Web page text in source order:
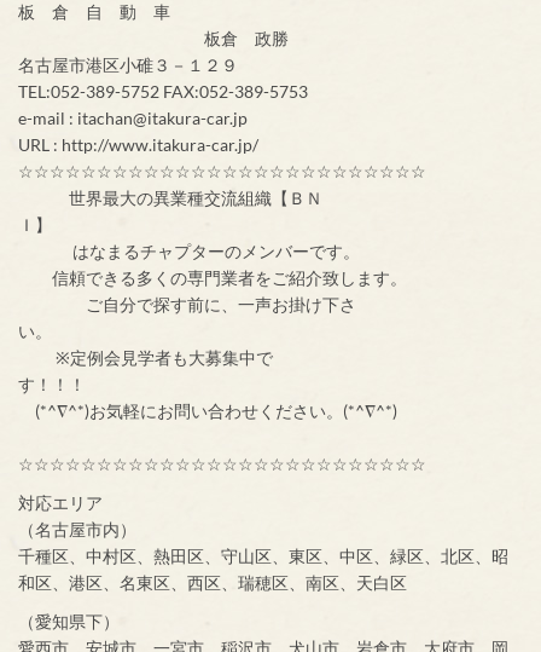
板 倉 自 動 車
板倉 政勝
名古屋市港区小碓３－１２９
TEL:052-389-5752 FAX:052-389-5753
e-mail : itachan@itakura-car.jp
URL : http://www.itakura-car.jp/
☆☆☆☆☆☆☆☆☆☆☆☆☆☆☆☆☆☆☆☆☆☆☆☆☆☆
世界最大の異業種交流組織【ＢＮ
Ｉ】
はなまるチャプターのメンバーです。
信頼できる多くの専門業者をご紹介致します。
ご自分で探す前に、一声お掛け下さ
い。
※定例会見学者も大募集中で
す！！！
(*^∇^*)お気軽にお問い合わせください。(*^∇^*)
☆☆☆☆☆☆☆☆☆☆☆☆☆☆☆☆☆☆☆☆☆☆☆☆☆☆
対応エリア
（名古屋市内）
千種区、中村区、熱田区、守山区、東区、中区、緑区、北区、昭
和区、港区、名東区、西区、瑞穂区、南区、天白区
（愛知県下）